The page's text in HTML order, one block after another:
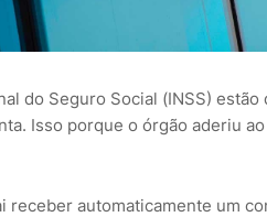
do Seguro Social (INSS)
Isso porque o órgão aderiu
receber automaticamente um